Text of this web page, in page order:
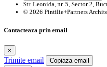
Str. Leonida, nr. 5, Sector 2,
© 2026 Pintilie+Partners
Contacteaza prin email
×
Trimite email
Copiaza email